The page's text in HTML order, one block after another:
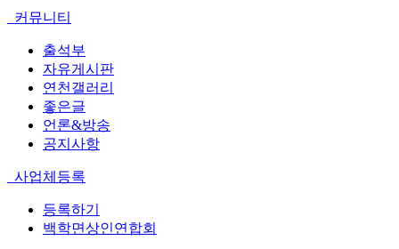
커뮤니티
출석부
자유게시판
연천갤러리
좋은글
언론&방송
공지사항
사업체등록
등록하기
백학면상인연합회